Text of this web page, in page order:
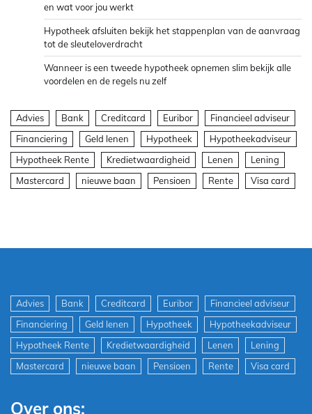
en wat voor jou werkt
Hypotheek afsluiten bekijk het stappenplan van de aanvraag
tot de sleuteloverdracht
Wanneer is een tweede hypotheek opnemen slim bekijk alle
voordelen en de regels nu zelf
Advies Bank Creditcard Euribor
Financieel adviseur
Financiering
Geld lenen Hypotheek
Hypotheekadviseur
Hypotheek Rente
Kredietwaardigheid Lenen
Lening
Mastercard
nieuwe baan Pensioen Rente Visa card
Advies Bank Creditcard Euribor
Financieel adviseur
Financiering
Geld lenen Hypotheek
Hypotheekadviseur
Hypotheek Rente
Kredietwaardigheid Lenen
Lening
Mastercard
nieuwe baan Pensioen Rente Visa card
Over ons: